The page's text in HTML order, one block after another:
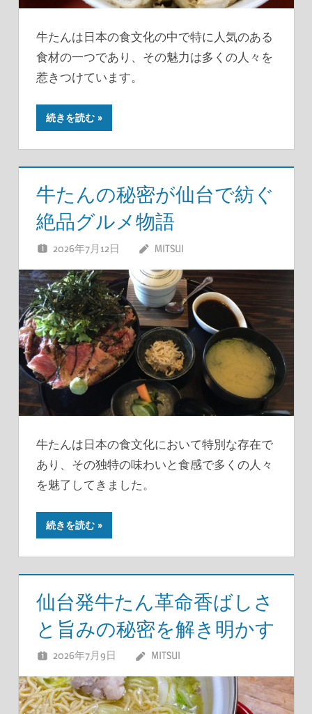
牛たんは日本の食文化の中で特に人気のある
食材の一つであり、その魅力は多くの人々を
惹きつけています。
続きを読む
牛たんの秘密が仙台で紡ぐ
絶品グルメ物語
2026年7月12日 MITSUI
牛たんは日本の食文化において特別な存在で
あり、その独特の味わいと食感で多くの人々
を魅了してきました。
続きを読む
仙台発牛たん革命香ばしさ
と旨みの秘密を解き明かす
2026年7月9日 MITSUI